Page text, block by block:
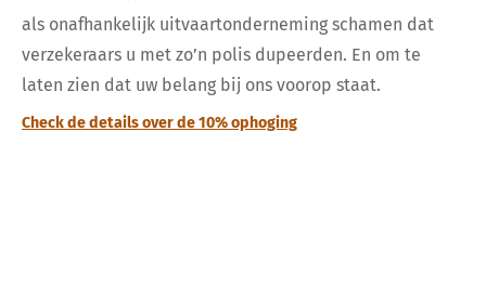
als onafhankelijk uitvaartonderneming schamen dat
verzekeraars u met zo’n polis dupeerden. En om te
laten zien dat uw belang bij ons voorop staat.
Check de details over de 10% ophoging